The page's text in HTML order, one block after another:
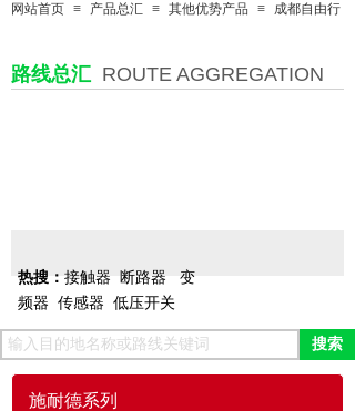
网站首页 ≡ 产品总汇 ≡ 其他优势产品 ≡ 成都自由行
路线总汇 ROUTE AGGREGATION
热搜： 接触器 断路器
变
频器 传感器 低压开关
搜索
施耐德系列